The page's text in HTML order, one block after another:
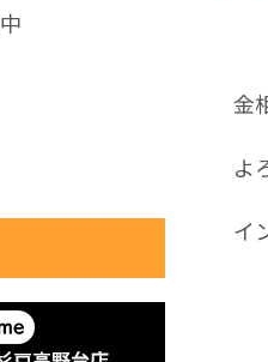
金
よ
イ